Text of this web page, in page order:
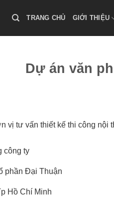
TRANG CHỦ GIỚI THIỆU
Dự án văn
vị tư vấn thiết kế thi công
ty
Đại Thuận
Hồ Chí Minh